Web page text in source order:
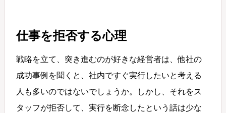
仕事を拒否する心理
戦略を立て、突き進むのが好きな経営者は、他社の
成功事例を聞くと、社内ですぐ実行したいと考える
人も多いのではないでしょうか。しかし、それをス
タッフが拒否して、実行を断念したという話は少な